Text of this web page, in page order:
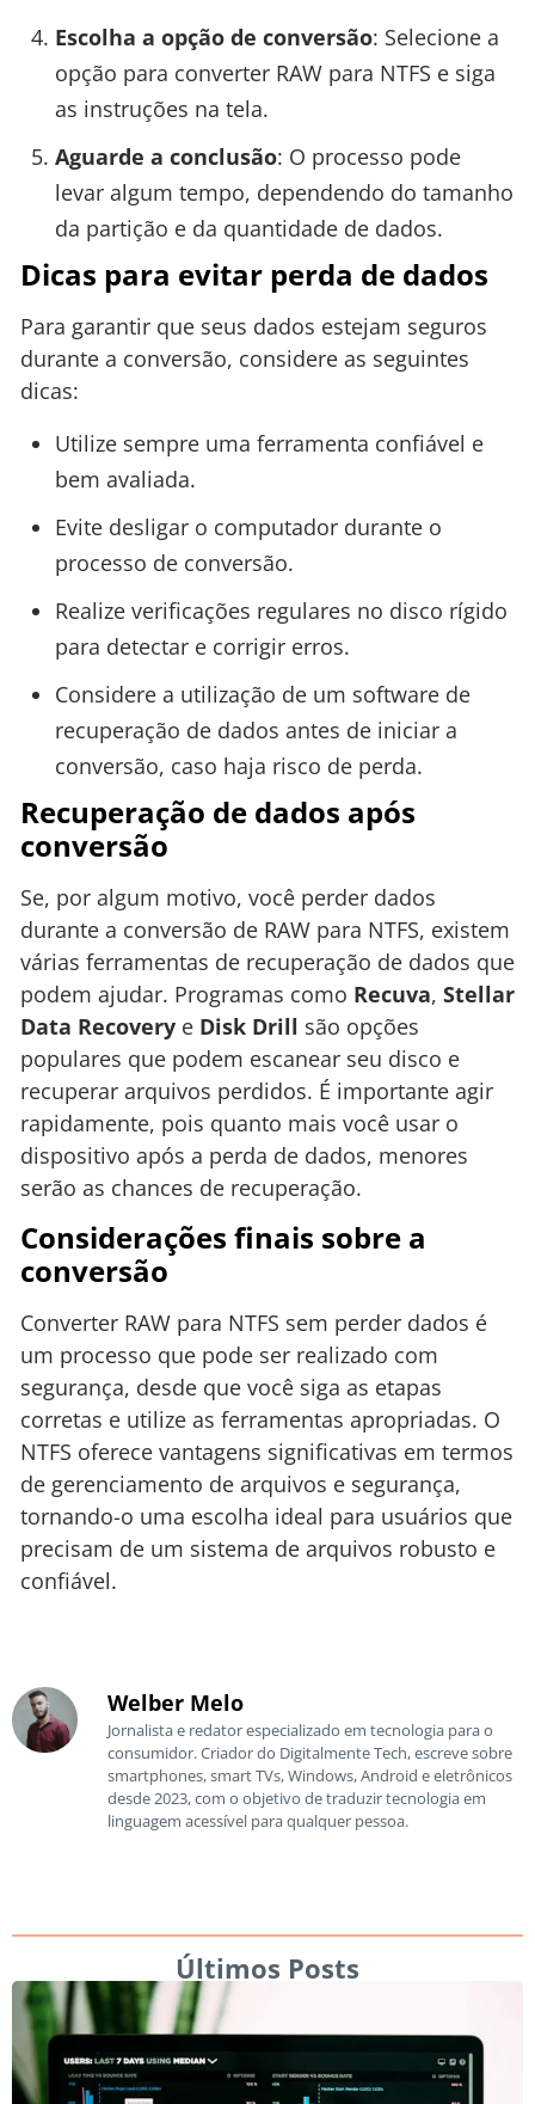
Escolha a opção de conversão: Selecione a
opção para converter RAW para NTFS e siga
as instruções na tela.
Aguarde a conclusão: O processo pode
levar algum tempo, dependendo do tamanho
da partição e da quantidade de dados.
Dicas para evitar perda de dados
Para garantir que seus dados estejam seguros
durante a conversão, considere as seguintes
dicas:
Utilize sempre uma ferramenta confiável e
bem avaliada.
Evite desligar o computador durante o
processo de conversão.
Realize verificações regulares no disco rígido
para detectar e corrigir erros.
Considere a utilização de um software de
recuperação de dados antes de iniciar a
conversão, caso haja risco de perda.
Recuperação de dados após
conversão
Se, por algum motivo, você perder dados
durante a conversão de RAW para NTFS, existem
várias ferramentas de recuperação de dados que
podem ajudar. Programas como Recuva, Stellar
Data Recovery e Disk Drill são opções
populares que podem escanear seu disco e
recuperar arquivos perdidos. É importante agir
rapidamente, pois quanto mais você usar o
dispositivo após a perda de dados, menores
serão as chances de recuperação.
Considerações finais sobre a
conversão
Converter RAW para NTFS sem perder dados é
um processo que pode ser realizado com
segurança, desde que você siga as etapas
corretas e utilize as ferramentas apropriadas. O
NTFS oferece vantagens significativas em termos
de gerenciamento de arquivos e segurança,
tornando-o uma escolha ideal para usuários que
precisam de um sistema de arquivos robusto e
confiável.
Welber Melo
Jornalista e redator especializado em tecnologia para o
consumidor. Criador do Digitalmente Tech, escreve sobre
smartphones, smart TVs, Windows, Android e eletrônicos
desde 2023, com o objetivo de traduzir tecnologia em
linguagem acessível para qualquer pessoa.
Últimos Posts